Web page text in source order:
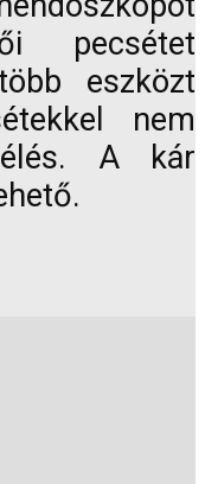
pecsétet
eszközt
nem
A kár